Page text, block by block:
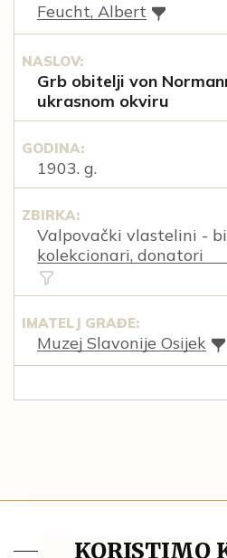
Feucht, Albert
NASLOV:
Grb obitelji von
ukrasnom okviru
GODINA:
1903. g.
ZBIRKA:
Valpovački vlastelini -
kolekcionari, donatori
IMATELJ GRAĐE:
Muzej Slavonije Osijek
KORISTIMO